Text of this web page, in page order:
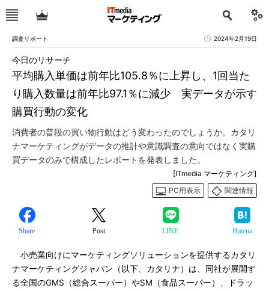
調査リポート 2024年2月19日
平均購入単価は前年比105.8％に上昇し、1回当た
り購入数量は前年比97.1％に減少 実データが示す
購買行動の変化
今日のリサーチ
消費者の普段の買い物行動はどう変わったのでしょうか。カタリ
ナマーケティングがデータの推計や意識調査の意向ではなく実購
買データのみで構成したレポートを発表しました。
[ITmedia マーケティング]
PC用表示
関連情報
Share Post LINE Hatena
小売業向けにマーケティングソリューションを提供するカタリ
ナマーケティングジャパン（以下、カタリナ）は、同社が展開す
る全国のGMS（総合スーパー）やSM（食品スーパー）、ドラッ